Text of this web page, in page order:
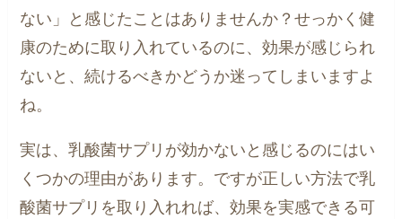
ない」と感じたことはありませんか？せっかく健
康のために取り入れているのに、効果が感じられ
ないと、続けるべきかどうか迷ってしまいますよ
ね。
実は、乳酸菌サプリが効かないと感じるのにはい
くつかの理由があります。ですが正しい方法で乳
酸菌サプリを取り入れれば、効果を実感できる可